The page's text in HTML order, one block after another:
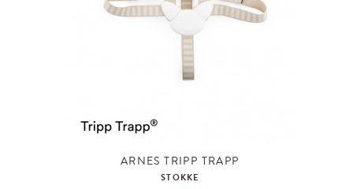
ARNES TRIPP TRAPP
STOKKE